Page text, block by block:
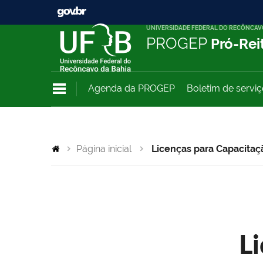
UNIVERSIDADE FEDERAL DO
PROGEP Pró-
Agenda da PROGEP Boletim de
Página inicial Licenças para